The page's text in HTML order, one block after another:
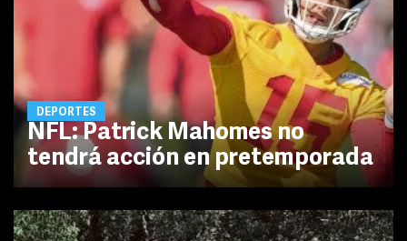
DEPORTES
NFL: Patrick Mahomes no
tendrá acción en pretemporada